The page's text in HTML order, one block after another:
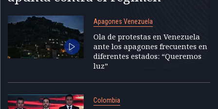
Apagones Venezuela
Ola de protestas en Venezuela
ante los apagones frecuentes en
diferentes estados: “Queremos
luz”
Colombia